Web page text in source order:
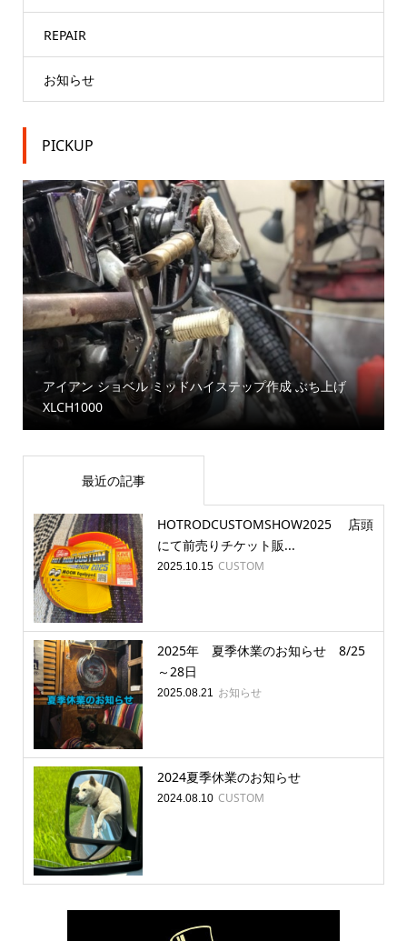
REPAIR
お知らせ
PICKUP
アイアン ショベル ミッドハイステップ作成 ぶち上げ
XLCH1000
最近の記事
HOTRODCUSTOMSHOW2025 店頭
にて前売りチケット販...
2025.10.15 CUSTOM
2025年 夏季休業のお知らせ 8/25
～28日
2025.08.21 お知らせ
2024夏季休業のお知らせ
2024.08.10 CUSTOM